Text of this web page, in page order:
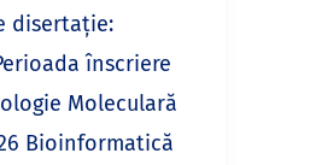
disertație:
înscriere
Moleculară
Bioinformatică